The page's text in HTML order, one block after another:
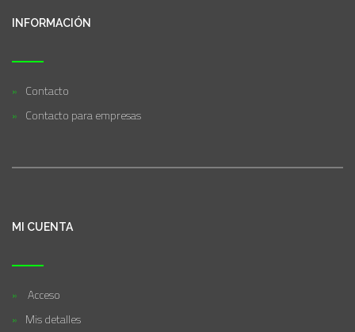
INFORMACIÓN
Contacto
Contacto para empresas
MI CUENTA
Acceso
Mis detalles